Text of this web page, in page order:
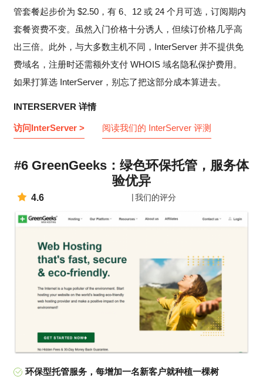
管套餐起步价为 $2.50 ，有 6、12 或 24 个月可选，订阅期内
套餐资费不变。虽然入门价格十分诱人，但续订价格几乎高
出三倍。此外，与大多数主机不同，InterServer 并不提供免
费域名，注册时还需额外支付 WHOIS 域名隐私保护费用。
如果打算选 InterServer，别忘了把这部分成本算进去。
INTERSERVER 详情
访问InterServer > 阅读我们的 InterServer 评测
#6 GreenGeeks：绿色环保托管，服务体
验优异
4.6 我们的评分
环保型托管服务，每增加一名新客户就种植一棵树